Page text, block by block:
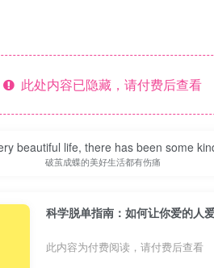
此处内容已隐藏，请付费后查看
beautiful life, there has been some
破茧成蝶的美好生活都有伤痛
科学脱单指南：如何让你爱的人
此内容为付费阅读，请付费后查看